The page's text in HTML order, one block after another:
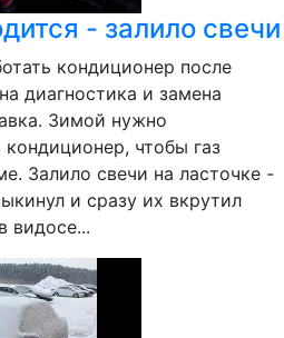
- залило свечи
кондиционер после
диагностика и замена
Зимой нужно
чтобы газ
Залило свечи на ласточке -
и сразу их вкрутил
видосе...